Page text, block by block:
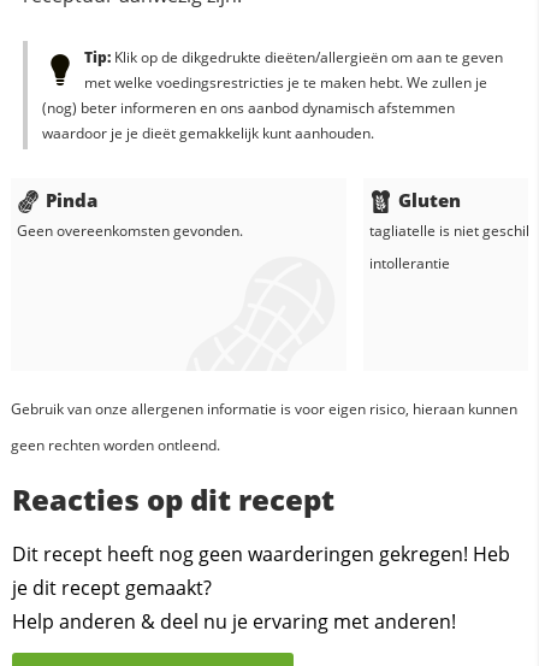
Tip:Klik op de dikgedrukte dieëten/allergieën om aan te geven
met welke voedingsrestricties je te maken hebt. We zullen je
(nog) beter informeren en ons aanbod dynamisch afstemmen
waardoor je je dieët gemakkelijk kunt aanhouden.
Pinda
Geen overeenkomsten gevonden.
Gluten
tagliatelle is niet
intollerantie
Gebruik van onze allergenen informatie is voor eigen risico, hieraan kunnen
geen rechten worden ontleend.
Reacties op dit recept
Dit recept heeft nog geen waarderingen gekregen! Heb
je dit recept gemaakt?
Help anderen & deel nu je ervaring met anderen!